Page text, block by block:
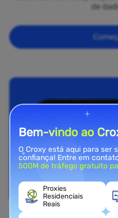
de
Bem-vindo ao
O Croxy está aqui para ser
confiança! Entre em
500M de tráfego gratuito
Proxies
Residenciais
Reais